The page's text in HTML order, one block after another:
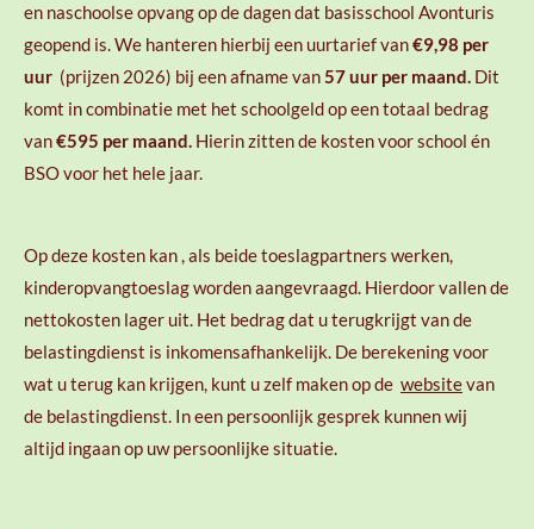
en naschoolse opvang op de dagen dat basisschool Avonturis
geopend is. We hanteren hierbij een uurtarief van€9,98 per
uur (prijzen 2026) bij een afname van57uur per maand. Dit
komt in combinatie met het schoolgeld op een totaal bedrag
van€595 per maand. Hierin zitten de kosten voor school én
BSO voor het hele jaar.
Op deze kosten kan , als beide toeslagpartners werken,
kinderopvangtoeslag worden aangevraagd. Hierdoor vallen de
nettokosten lager uit. Het bedrag dat u terugkrijgt van de
belastingdienst is inkomensafhankelijk. De berekening voor
wat u terug kan krijgen, kunt u zelf maken op de websitevan
de belastingdienst. In een persoonlijk gesprek kunnen wij
altijd ingaan op uw persoonlijke situatie.